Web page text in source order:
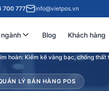
700 777 info@vietpos.vn
Blog Khách hàng
hoàn: Kiểm kê vàng bạc, chống thất
LÝ BÁN HÀNG POS